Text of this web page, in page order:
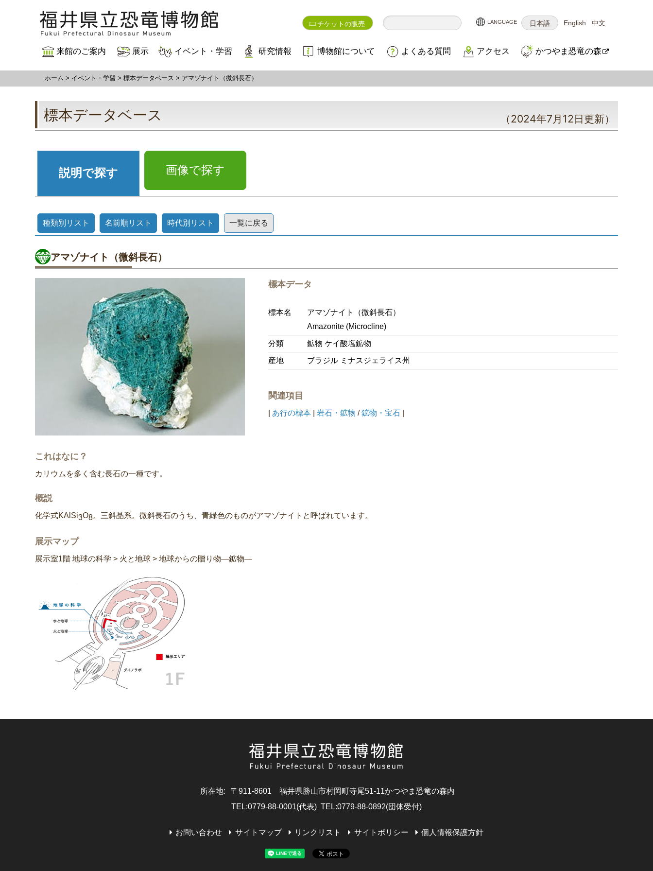
来館のご案内 展示 イベント・学習 研究情報 博物館について よくある質問 アクセス かつやま恐竜の森
日本語 English 中文
チケットの販売
ホーム > イベント・学習 > 標本データベース > アマゾナイト（微斜長石）
標本データベース （2024年7月12日更新）
説明で探す 画像で探す
種類別リスト 名前順リスト 時代別リスト 一覧に戻る
アマゾナイト（微斜長石）
標本データ
標本名
アマゾナイト（微斜長石）
Amazonite (Microcline)
分類 鉱物 ケイ酸塩鉱物
産地 ブラジル ミナスジェライス州
関連項目
あ行の標本 岩石・鉱物 /鉱物・宝石
これはなに？
カリウムを多く含む長石の一種です。
概説
化学式KAlSi3O8。三斜晶系。微斜長石のうち、青緑色のものがアマゾナイトと呼ばれています。
展示マップ
展示室1階 地球の科学 > 火と地球 > 地球からの贈り物―鉱物―
所在地: 〒911-8601 福井県勝山市村岡町寺尾51-11かつやま恐竜の森内
TEL:0779-88-0001(代表) TEL:0779-88-0892(団体受付)
お問い合わせ サイトマップ リンクリスト サイトポリシー 個人情報保護方針